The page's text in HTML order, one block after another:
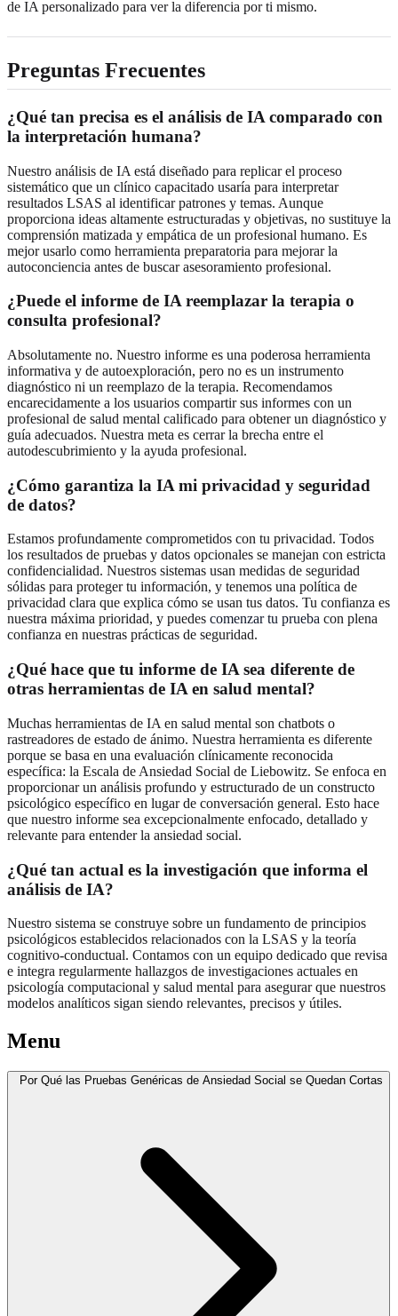
de IA personalizado para ver la diferencia por ti mismo.
Preguntas Frecuentes
¿Qué tan precisa es el análisis de IA comparado con
la interpretación humana?
Nuestro análisis de IA está diseñado para replicar el proceso
sistemático que un clínico capacitado usaría para interpretar
resultados LSAS al identificar patrones y temas. Aunque
proporciona ideas altamente estructuradas y objetivas, no sustituye la
comprensión matizada y empática de un profesional humano. Es
mejor usarlo como herramienta preparatoria para mejorar la
autoconciencia antes de buscar asesoramiento profesional.
¿Puede el informe de IA reemplazar la terapia o
consulta profesional?
Absolutamente no. Nuestro informe es una poderosa herramienta
informativa y de autoexploración, pero no es un instrumento
diagnóstico ni un reemplazo de la terapia. Recomendamos
encarecidamente a los usuarios compartir sus informes con un
profesional de salud mental calificado para obtener un diagnóstico y
guía adecuados. Nuestra meta es cerrar la brecha entre el
autodescubrimiento y la ayuda profesional.
¿Cómo garantiza la IA mi privacidad y seguridad
de datos?
Estamos profundamente comprometidos con tu privacidad. Todos
los resultados de pruebas y datos opcionales se manejan con estricta
confidencialidad. Nuestros sistemas usan medidas de seguridad
sólidas para proteger tu información, y tenemos una política de
privacidad clara que explica cómo se usan tus datos. Tu confianza es
nuestra máxima prioridad, y puedes comenzar tu prueba con plena
confianza en nuestras prácticas de seguridad.
¿Qué hace que tu informe de IA sea diferente de
otras herramientas de IA en salud mental?
Muchas herramientas de IA en salud mental son chatbots o
rastreadores de estado de ánimo. Nuestra herramienta es diferente
porque se basa en una evaluación clínicamente reconocida
específica: la Escala de Ansiedad Social de Liebowitz. Se enfoca en
proporcionar un análisis profundo y estructurado de un constructo
psicológico específico en lugar de conversación general. Esto hace
que nuestro informe sea excepcionalmente enfocado, detallado y
relevante para entender la ansiedad social.
¿Qué tan actual es la investigación que informa el
análisis de IA?
Nuestro sistema se construye sobre un fundamento de principios
psicológicos establecidos relacionados con la LSAS y la teoría
cognitivo-conductual. Contamos con un equipo dedicado que revisa
e integra regularmente hallazgos de investigaciones actuales en
psicología computacional y salud mental para asegurar que nuestros
modelos analíticos sigan siendo relevantes, precisos y útiles.
Menu
Por Qué las Pruebas Genéricas de Ansiedad Social se Quedan Cortas